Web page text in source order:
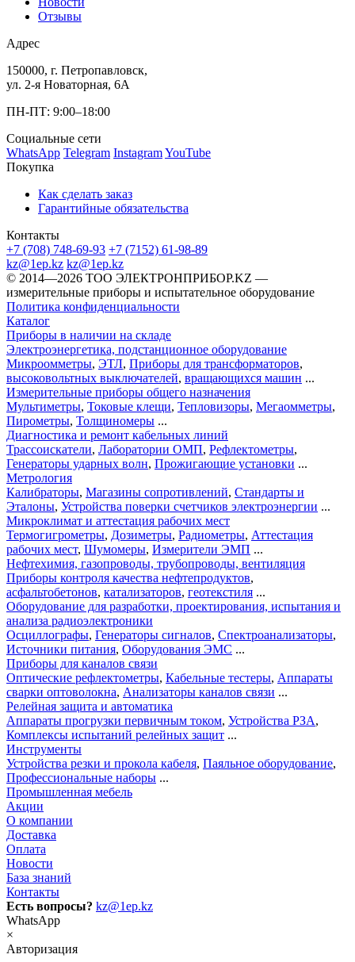
Отзывы
Адрес
150000, г. Петропавловск,
ул. 2-я Новаторная, 6А
ПН-ПТ: 9:00–18:00
Социальные сети
WhatsApp Telegram InstagramYouTube
Покупка
Как сделать заказ
Гарантийные обязательства
Контакты
+7 (708) 748-69-93 +7 (7152) 61-98-89
kz@1ep.kz kz@1ep.kz
©️ 2014—2026 ТОО ЭЛЕКТРОНПРИБОР.KZ —
измерительные приборы и испытательное оборудование
Политика конфиденциальности
Каталог
Приборы в наличии на складе
Электроэнергетика, подстанционное оборудование
Микроомметры, ЭТЛ, Приборы для трансформаторов,
высоковольтных выключателей, вращающихся машин ...
Измерительные приборы общего назначения
Мультиметры, Токовые клещи, Тепловизоры, Мегаомметры,
Пирометры, Толщиномеры ...
Диагностика и ремонт кабельных линий
Трассоискатели, Лаборатории ОМП, Рефлектометры,
Генераторы ударных волн, Прожигающие установки ...
Метрология
Калибраторы, Магазины сопротивлений, Стандарты и
Эталоны, Устройства поверки счетчиков электроэнергии ...
Микроклимат и аттестация рабочих мест
Термогигрометры, Дозиметры, Радиометры, Аттестация
рабочих мест, Шумомеры, Измерители ЭМП ...
Нефтехимия, газопроводы, трубопроводы, вентиляция
Приборы контроля качества нефтепродуктов,
асфальтобетонов, катализаторов, геотекстиля ...
Оборудование для разработки, проектирования, испытания и
анализа радиоэлектроники
Осциллографы, Генераторы сигналов, Спектроанализаторы,
Источники питания, Оборудования ЭМС ...
Приборы для каналов связи
Оптические рефлектометры, Кабельные тестеры, Аппараты
сварки оптоволокна, Анализаторы каналов связи ...
Релейная защита и автоматика
Аппараты прогрузки первичным током, Устройства РЗА,
Комплексы испытаний релейных защит ...
Инструменты
Устройства резки и прокола кабеля, Паяльное оборудование,
Профессиональные наборы ...
Промышленная мебель
Акции
О компании
Доставка
Оплата
Новости
База знаний
Контакты
Есть вопросы? kz@1ep.kz
WhatsApp
×
Авторизация